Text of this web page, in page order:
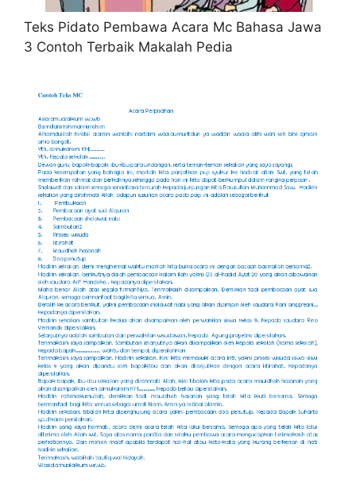
Teks Pidato Pembawa Acara Mc Bahasa Jawa
3 Contoh Terbaik Makalah Pedia